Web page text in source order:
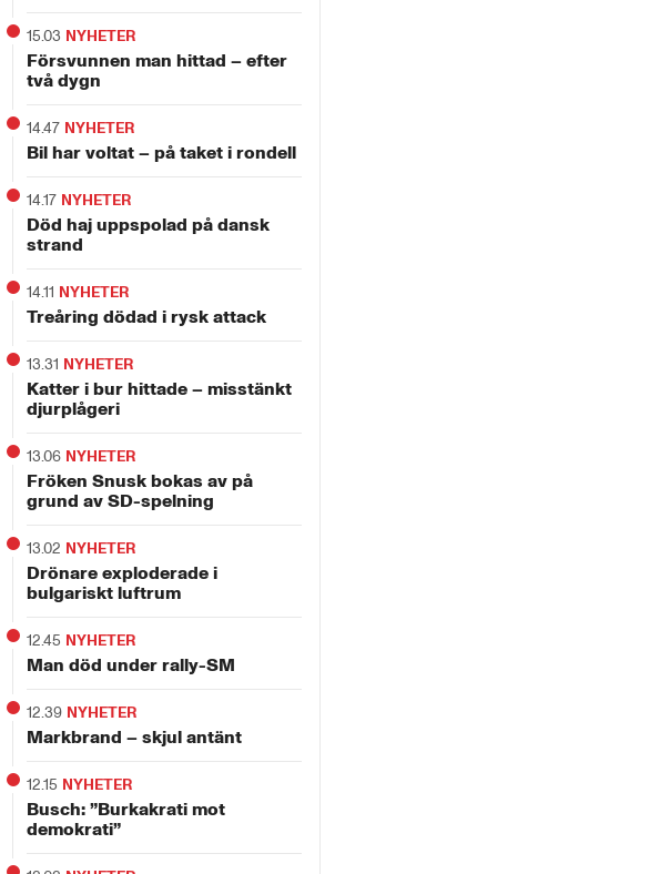
15.03 NYHETER
Försvunnen man hittad – efter
två dygn
14.47 NYHETER
Bil har voltat – på taket i rondell
14.17 NYHETER
Död haj uppspolad på dansk
strand
14.11 NYHETER
Treåring dödad i rysk attack
13.31 NYHETER
Katter i bur hittade – misstänkt
djurplågeri
13.06 NYHETER
Fröken Snusk bokas av på
grund av SD-spelning
13.02 NYHETER
Drönare exploderade i
bulgariskt luftrum
12.45 NYHETER
Man död under rally-SM
12.39 NYHETER
Markbrand – skjul antänt
12.15 NYHETER
Busch: ”Burkakrati mot
demokrati”